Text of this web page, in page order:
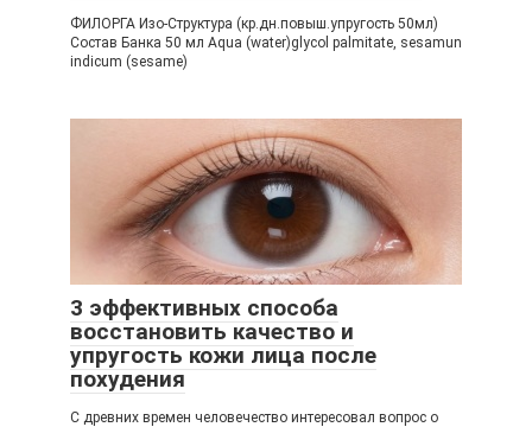
ФИЛОРГА Изо-Структура (кр.дн.повыш.упругость 50мл)
Состав Банка 50 мл Aqua (water)glycol palmitate, sesamun
indicum (sesame)
3 эффективных способа
восстановить качество и
упругость кожи лица после
похудения
С древних времен человечество интересовал вопрос о